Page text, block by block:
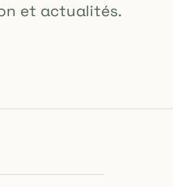
et actualités.